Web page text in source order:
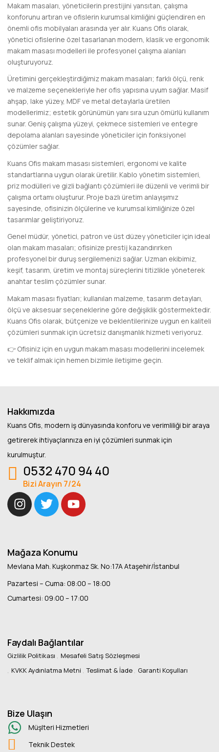
Makam masaları, yöneticilerin prestijini yansıtan, çalışma
konforunu artıran ve ofislerin kurumsal kimliğini güçlendiren en
önemli ofis mobilyaları arasında yer alır. Kuans Ofis olarak,
yönetici ofislerine özel tasarlanan modern, klasik ve ergonomik
makam masası modelleri ile profesyonel çalışma alanları
oluşturuyoruz.
Üretimini gerçekleştirdiğimiz makam masaları; farklı ölçü, renk
ve malzeme seçenekleriyle her ofis yapısına uyum sağlar. Masif
ahşap, lake yüzey, MDF ve metal detaylarla üretilen
modellerimiz; estetik görünümün yanı sıra uzun ömürlü kullanım
sunar. Geniş çalışma yüzeyi, çekmece sistemleri ve entegre
depolama alanları sayesinde yöneticiler için fonksiyonel
çözümler sağlar.
Kuans Ofis makam masası sistemleri, ergonomi ve kalite
standartlarına uygun olarak üretilir. Kablo yönetim sistemleri,
priz modülleri ve gizli bağlantı çözümleri ile düzenli ve verimli bir
çalışma ortamı oluşturur. Proje bazlı üretim anlayışımız
sayesinde, ofisinizin ölçülerine ve kurumsal kimliğinize özel
tasarımlar geliştiriyoruz.
Genel müdür, yönetici, patron ve üst düzey yöneticiler için ideal
olan makam masaları; ofisinize prestij kazandırırken
profesyonel bir duruş sergilemenizi sağlar. Uzman ekibimiz,
keşif, tasarım, üretim ve montaj süreçlerini titizlikle yöneterek
anahtar teslim çözümler sunar.
Makam masası fiyatları; kullanılan malzeme, tasarım detayları,
ölçü ve aksesuar seçeneklerine göre değişiklik göstermektedir.
Kuans Ofis olarak, bütçenize ve beklentilerinize uygun en kaliteli
çözümleri sunmak için ücretsiz danışmanlık hizmeti veriyoruz.
👉 Ofisiniz için en uygun makam masası modellerini incelemek
ve teklif almak için hemen bizimle iletişime geçin.
Hakkımızda
Kuans Ofis, modern iş dünyasında konforu ve verimliliği bir araya
getirerek ihtiyaçlarınıza en iyi çözümleri sunmak için
kurulmuştur.
0532 470 94 40
Bizi Arayın 7/24
Mağaza Konumu
Mevlana Mah. Kuşkonmaz Sk. No:17A Ataşehir/İstanbul
Pazartesi – Cuma: 08:00 – 18:00
Cumartesi: 09:00 – 17:00
Faydalı Bağlantılar
Gizlilik Politikası
Mesafeli Satış Sözleşmesi
KVKK Aydınlatma Metni
Teslimat & İade Garanti Koşulları
Bize Ulaşın
Müşlteri Hizmetleri
Teknik Destek